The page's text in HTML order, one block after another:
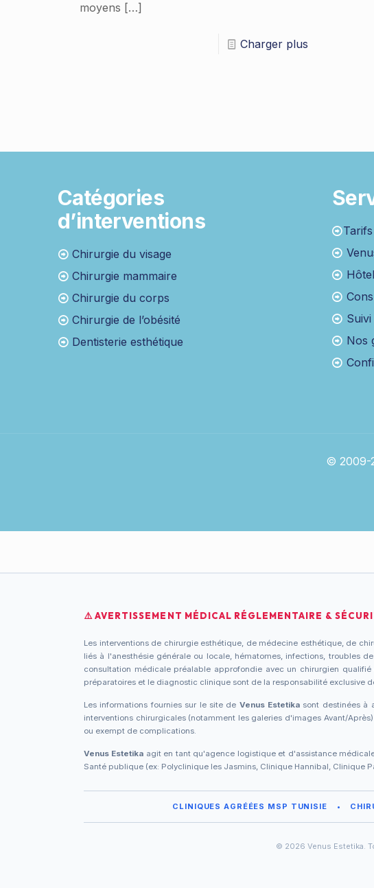
moyens […]
Charger plus
Catégories
d’interventions
Chirurgie du visage
Chirurgie mammaire
Chirurgie du corps
Chirurgie de l’obésité
Dentisterie esthétique
Nos
© 2009-
⚠️ AVERTISSEMENT MÉDICAL RÉGLEMENTAIRE &
Les interventions de chirurgie esthétique, de médecine esthétique, de
liés à l'anesthésie générale ou locale, hématomes, infections, troubles
consultation médicale préalable approfondie avec un chirurgien
préparatoires et le diagnostic clinique sont de la responsabilité exclusive
Les informations fournies sur le site de Venus Estetika sont destinées à
interventions chirurgicales (notamment les galeries d'images Avant/
ou exempt de complications.
Venus Estetika agit en tant qu'agence logistique et d'assistance
Santé publique (ex: Polyclinique les Jasmins, Clinique Hannibal, Clinique
CLINIQUES AGRÉÉES MSP TUNISIE •
© 2026 Venus Estetika.